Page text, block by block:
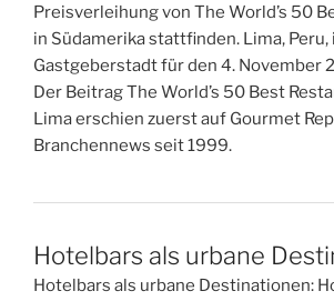
Preisverleihung von The World’s 50
in Südamerika stattfinden. Lima, Peru,
Gastgeberstadt für den 4. November
Der Beitrag The World’s 50 Best
Lima erschien zuerst auf Gourmet
Branchennews seit 1999.
Hotelbars als urbane
Hotelbars als urbane Destinationen: